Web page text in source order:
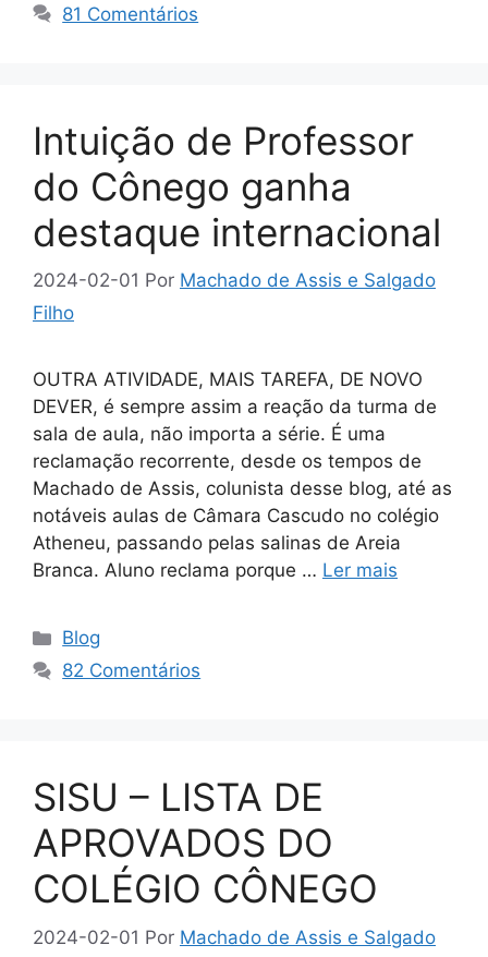
81 Comentários
Intuição de Professor
do Cônego ganha
destaque internacional
2024-02-01 Por Machado de Assis e Salgado
Filho
OUTRA ATIVIDADE, MAIS TAREFA, DE NOVO
DEVER, é sempre assim a reação da turma de
sala de aula, não importa a série. É uma
reclamação recorrente, desde os tempos de
Machado de Assis, colunista desse blog, até as
notáveis aulas de Câmara Cascudo no colégio
Atheneu, passando pelas salinas de Areia
Branca. Aluno reclama porque … Ler mais
Categorias
Blog
82 Comentários
SISU – LISTA DE
APROVADOS DO
COLÉGIO CÔNEGO
2024-02-01 Por Machado de Assis e Salgado